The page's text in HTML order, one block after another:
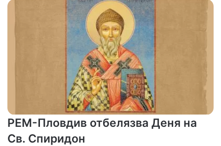
РЕМ-Пловдив отбелязва Деня на
Св. Спиридон